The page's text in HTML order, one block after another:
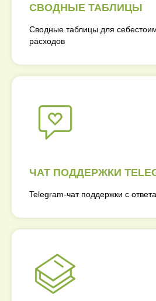
СВОДНЫЕ ТАБЛИЦЫ
Сводные таблицы для
расходов
ЧАТ ПОДДЕРЖКИ
Telegram-чат поддержки с